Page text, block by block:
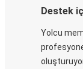
Destek
Yolcu